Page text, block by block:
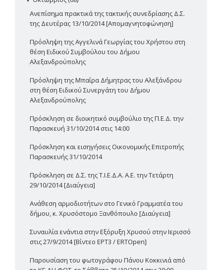
Ανεπίσημα πρακτικά της τακτικής συνεδρίασης Δ.Σ.
της Δευτέρας 13/10/2014 [Απομαγνητοφώνηση]
Πρόσληψη της Αγγελινά Γεωργίας του Χρήστου στη
θέση Ειδικού Συμβούλου του Δήμου
Αλεξανδρούπολης
Πρόσληψη της Μπαΐρα Δήμητρας του Αλεξάνδρου
στη θέση Ειδικού Συνεργάτη του Δήμου
Αλεξανδρούπολης
Πρόσκληση σε διοικητικό συμβούλιο της Π.Ε.Δ. την
Παρασκευή 31/10/2014 στις 14:00
Πρόσκληση και εισηγήσεις Οικονομικής Επιτροπής
Παρασκευής 31/10/2014
Πρόσκληση σε Δ.Σ. της Τ.Ι.Ε.Δ.Α. Α.Ε. την Τετάρτη
29/10/2014 [Διαύγεια]
Ανάθεση αρμοδιοτήτων στο Γενικό Γραμματέα του
δήμου, κ. Χρυσόστομο Ξανθόπουλο [Διαύγεια]
Συναυλία ενάντια στην Εξόρυξη Χρυσού στην Ιερισσό
στις 27/9/2014 [Βίντεο ΕΡΤ3 / ERTOpen]
Παρουσίαση του φωτογράφου Πάνου Κοκκινιά από